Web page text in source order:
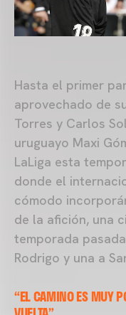
Hasta el primer
aprovechado de
Torres y Carlos
uruguayo Maxi
LaLiga esta
donde el
cómodo
de la afición, una
temporada
Rodrigo y una a
“EL CAMINO ES MUY